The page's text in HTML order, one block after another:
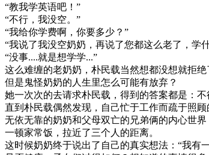
“教我学英语吧！”
“不行，我没空。”
“我给你学费啊，你要多少？”
“我说了我没空奶奶，再说了您都这么老了，学
“没事....就是想学学...”
这么难缠的老奶奶，朴民载当然想都没想就拒绝
但是鬼怪奶奶的人生里怎么可能有放弃？
她一次次的去请求朴民载，得到的答案都是：不
直到朴民载偶然发现，自己忙于工作而疏于照顾
无依无靠的奶奶和父母双亡的兄弟俩的内心世界
一顿家常饭，拉近了三个人的距离。
这时候奶奶终于说出了自己的真实想法：“我有